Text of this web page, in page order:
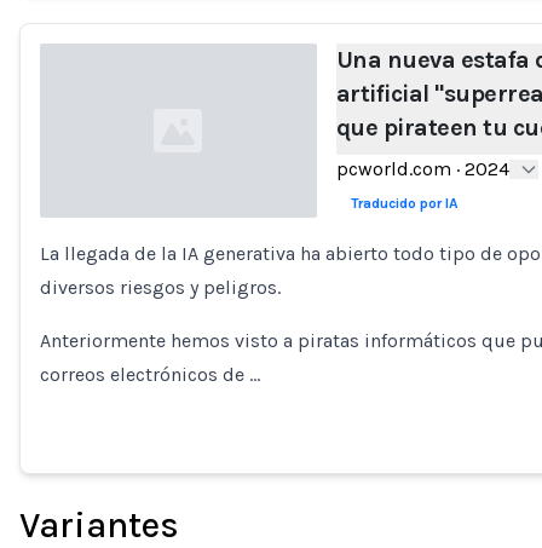
Loading...
Una nueva estafa
artificial
que pirateen tu
pcworld.com · 2024
Traducido por IA
La llegada de la IA generativa ha abierto todo tipo de
diversos riesgos y peligros.
Anteriormente hemos visto a piratas informáticos que
correos electrónicos de …
Variantes